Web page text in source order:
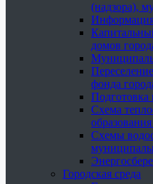
(надзора),
Информация
домов
фонда
Подготовка
Схема
Схемы
Городская среда